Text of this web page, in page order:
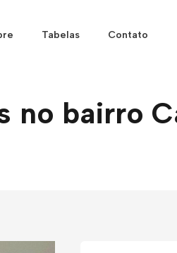
Tabelas Contato
no bairro